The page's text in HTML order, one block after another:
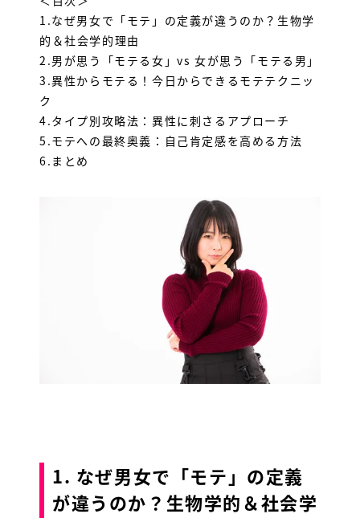
1.なぜ男女で「モテ」の定義が違うのか？生物学
的＆社会学的理由
2.男が思う「モテる女」vs 女が思う「モテる男」
3.異性からモテる！今日からできるモテテクニッ
ク
4.タイプ別攻略法：異性に刺さるアプローチ
5.モテへの最終奥義：自己肯定感を高める方法
6. まとめ
1. なぜ男女で「モテ」の定義
が違うのか？生物学的＆社会学